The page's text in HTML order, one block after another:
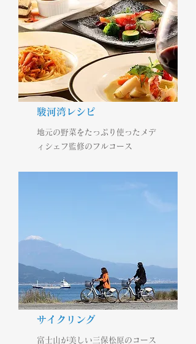
駿河湾レシピ
地元の野菜をたっぷり使ったメデ
ィシェフ監修のフルコース
​サイクリング
富士山が美しい三保松原のコース